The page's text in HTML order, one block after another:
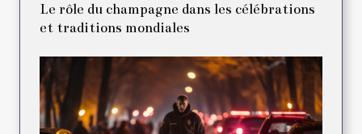
Le rôle du champagne dans les célébrations
et traditions mondiales